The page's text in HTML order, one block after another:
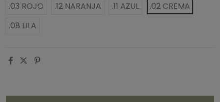
.03 ROJO
.12 NARANJA .11 AZUL
.02 CREMA
.08 LILA